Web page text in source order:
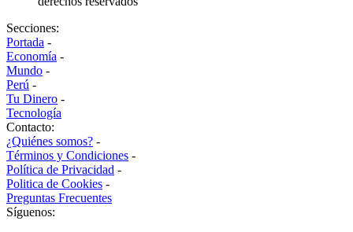
Secciones:
Portada -
Economía -
Mundo -
Perú -
Tu Dinero -
Tecnología
Contacto:
¿Quiénes somos? -
Términos y Condiciones -
Política de Privacidad -
Politica de Cookies -
Preguntas Frecuentes
Síguenos: